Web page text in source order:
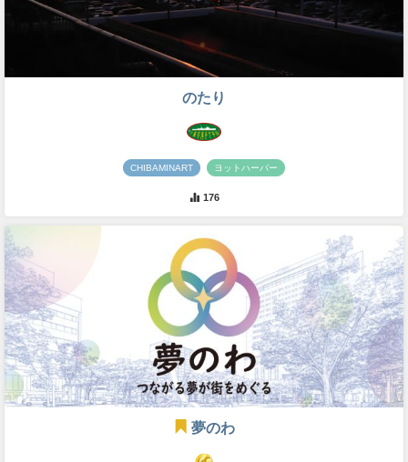
のたり
CHIBAMINART ヨットハーバー
176
夢のわ